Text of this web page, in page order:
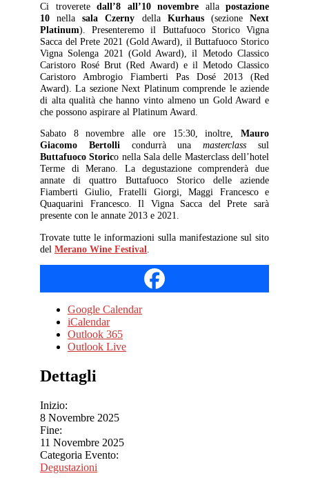
Ci troverete dall’8 all’10 novembre alla postazione
10 nellasala Czerny della Kurhaus(sezioneNext
Platinum). Presenteremo il Buttafuoco Storico Vigna
Sacca del Prete 2021 (Gold Award), il Buttafuoco Storico
Vigna Solenga 2021 (Gold Award), il Metodo Classico
Caristoro Rosé Brut (Red Award) e il Metodo Classico
Caristoro Ambrogio Fiamberti Pas Dosé 2013 (Red
Award). La sezione Next Platinum comprende le aziende
di alta qualità che hanno vinto almeno un Gold Award e
che possono aspirare al Platinum Award.
Sabato 8 novembre alle ore 15:30, inoltre, Mauro
Giacomo Bertollicondurrà unamasterclass sul
Buttafuoco Storico nella Sala delle Masterclass dell’hotel
Terme di Merano. La degustazione comprenderà due
annate di quattro Buttafuoco Storico delle aziende
Fiamberti Giulio, Fratelli Giorgi, Maggi Francesco e
Quaquarini Francesco. Il Vigna Sacca del Prete sarà
presente con le annate 2013 e 2021.
Trovate tutte le informazioni sulla manifestazione sul sito
del Merano Wine Festival
Google Calendar
iCalendar
Outlook 365
Outlook Live
Dettagli
Inizio:
8 Novembre 2025
Fine:
11 Novembre 2025
Categoria Evento:
Degustazioni